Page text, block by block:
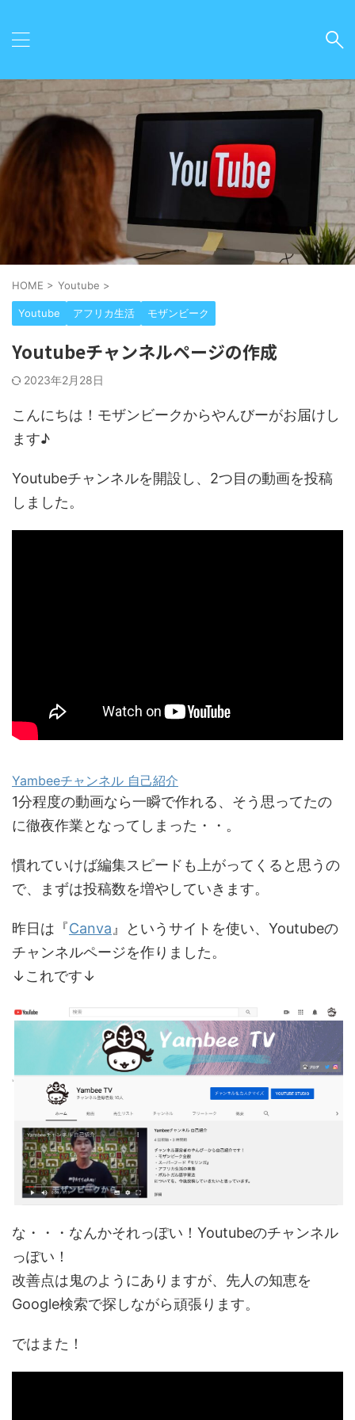
HOME > Youtube >
Youtube アフリカ生活 モザンビーク
Youtubeチャンネルページの作成
2023年2月28日
こんにちは！モザンビークからやんびーがお届けし
ます♪
Youtubeチャンネルを開設し、2つ目の動画を投稿
しました。
Yambeeチャンネル 自己紹介
1分程度の動画なら一瞬で作れる、そう思ってたの
に徹夜作業となってしまった・・。
慣れていけば編集スピードも上がってくると思うの
で、まずは投稿数を増やしていきます。
昨日は『Canva 』というサイトを使い、Youtubeの
チャンネルページを作りました。
↓これです↓
な・・・なんかそれっぽい！Youtubeのチャンネル
っぽい！
改善点は鬼のようにありますが、先人の知恵を
Google検索で探しながら頑張ります。
ではまた！